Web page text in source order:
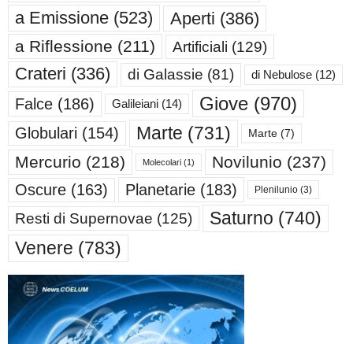
a Emissione (523) Aperti (386)
a Riflessione (211) Artificiali (129)
Crateri (336) di Galassie (81) di Nebulose (12)
Falce (186) Galileiani (14) Giove (970)
Globulari (154) Marte (731) Marte (7)
Mercurio (218) Molecolari (1) Novilunio (237)
Oscure (163) Planetarie (183) Plenilunio (3)
Resti di Supernovae (125) Saturno (740)
Venere (783)